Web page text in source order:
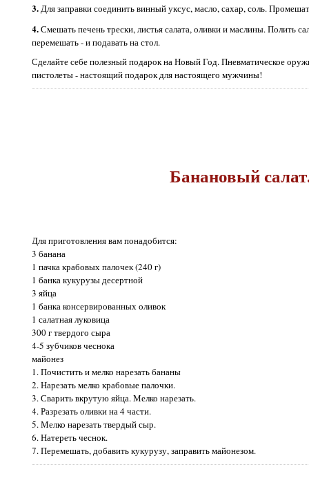
3.Для заправки соединить винный уксус, масло, сахар, соль.
4.Смешать печень трески, листья салата, оливки и маслины. Полить
перемешать - и подавать на стол.
Сделайте себе полезный подарок на Новый Год. Пневматическое
пистолеты - настоящий подарок для настоящего мужчины!
Банановый
Для приготовления вам понадобится:
3 банана
1 пачка крабовых палочек (240 г)
1 банка кукурузы десертной
3 яйца
1 банка консервированных оливок
1 салатная луковица
300 г твердого сыра
4-5 зубчиков чеснока
майонез
1. Почистить и мелко нарезать бананы
2. Нарезать мелко крабовые палочки.
3. Сварить вкрутую яйца. Мелко нарезать.
4. Разрезать оливки на 4 части.
5. Мелко нарезать твердый сыр.
6. Натереть чеснок.
7. Перемешать, добавить кукурузу, заправить майонезом.